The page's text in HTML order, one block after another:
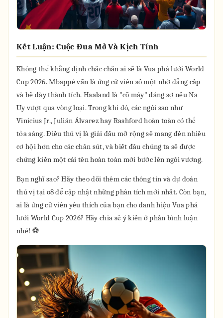
Kết Luận: Cuộc Đua Mở Và Kịch Tính
Không thể khẳng định chắc chắn ai sẽ là Vua phá lưới World
Cup 2026. Mbappé vẫn là ứng cử viên số một nhờ đẳng cấp
và bề dày thành tích. Haaland là "cỗ máy" đáng sợ nếu Na
Uy vượt qua vòng loại. Trong khi đó, các ngôi sao như
Vinicius Jr., Julián Álvarez hay Rashford hoàn toàn có thể
tỏa sáng. Điều thú vị là giải đấu mở rộng sẽ mang đến nhiều
cơ hội hơn cho các chân sút, và biết đâu chúng ta sẽ được
chứng kiến một cái tên hoàn toàn mới bước lên ngôi vương.
Bạn nghĩ sao? Hãy theo dõi thêm các thông tin và dự đoán
thú vị tại o8 để cập nhật những phân tích mới nhất. Còn bạn,
ai là ứng cử viên yêu thích của bạn cho danh hiệu Vua phá
lưới World Cup 2026? Hãy chia sẻ ý kiến ở phần bình luận
nhé! ⚽